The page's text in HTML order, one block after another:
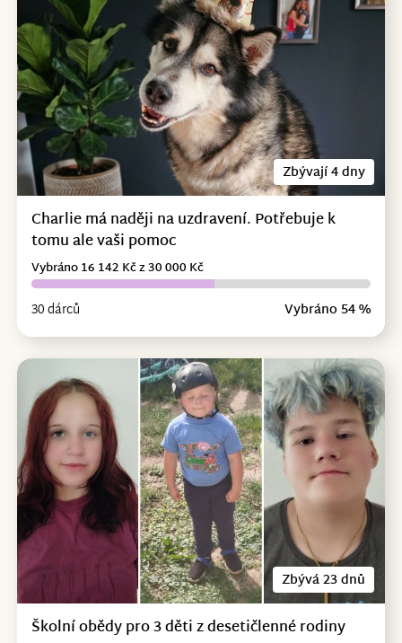
Zbývají 4 dny
Charlie má naději na uzdravení. Potřebuje k
tomu ale vaši pomoc
30 dárců Vybráno 54 %
Vybráno 16 142 Kč z 30 000 Kč
Zbývá 23 dnů
Školní obědy pro 3 děti z desetičlenné rodiny